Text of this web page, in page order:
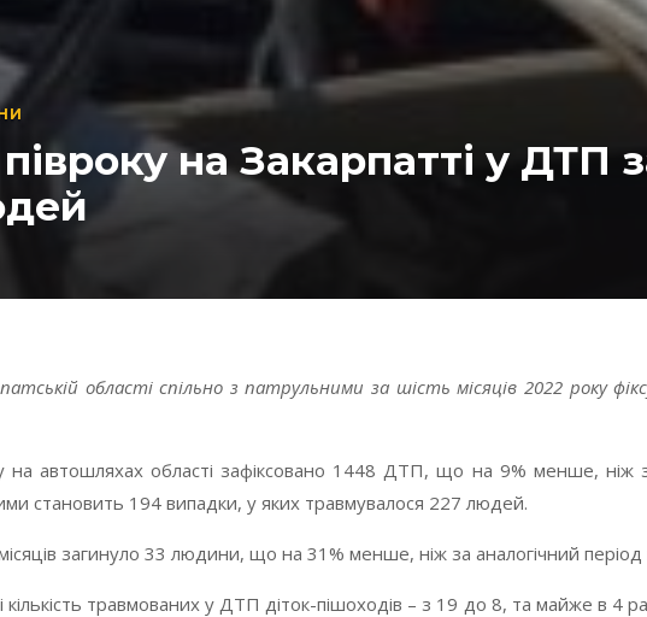
на Закарпатті у ДТП
області спільно з патрульними за шість місяців 2022 року
на автошляхах області зафіксовано 1448 ДТП, що на 9% менше, ніж
становить 194 випадки, у яких травмувалося 227 людей.
загинуло 33 людини, що на 31% менше, ніж за аналогічний
кількість травмованих у ДТП діток-пішоходів – з 19 до 8, та майже в 4